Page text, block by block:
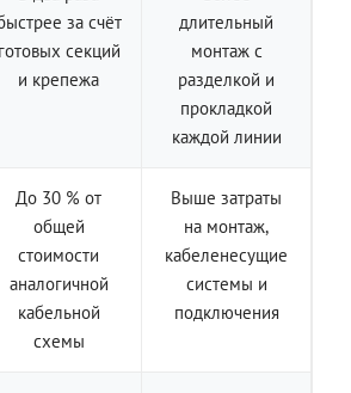
за счёт
готовых секций
и крепежа
длительный
монтаж с
разделкой и
прокладкой
каждой линии
До 30 % от
общей
стоимости
аналогичной
кабельной
схемы
Выше затраты
на монтаж,
кабеленесущие
системы и
подключения